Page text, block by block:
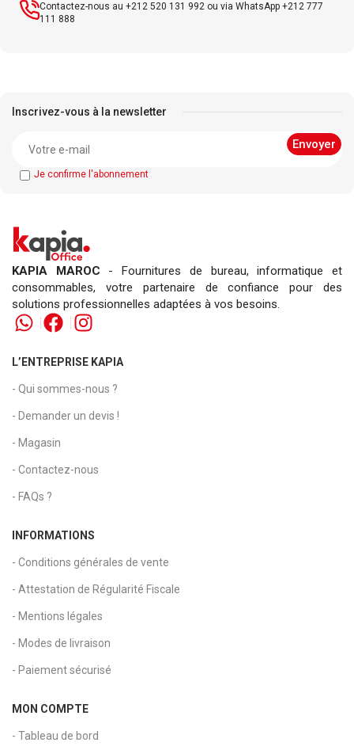
Contactez-nous au +212 520 131 992 ou via WhatsApp +212 777
111 888
Inscrivez-vous à la newsletter
Je confirme l'abonnement
KAPIA MAROC - Fournitures de bureau, informatique et
consommables, votre partenaire de confiance pour des
solutions professionnelles adaptées à vos besoins.
L’ENTREPRISE KAPIA
- Qui sommes-nous ?
- Demander un devis !
- Magasin
- Contactez-nous
- FAQs ?
INFORMATIONS
- Conditions générales de vente
- Attestation de Régularité Fiscale
- Mentions légales
- Modes de livraison
- Paiement sécurisé
MON COMPTE
- Tableau de bord